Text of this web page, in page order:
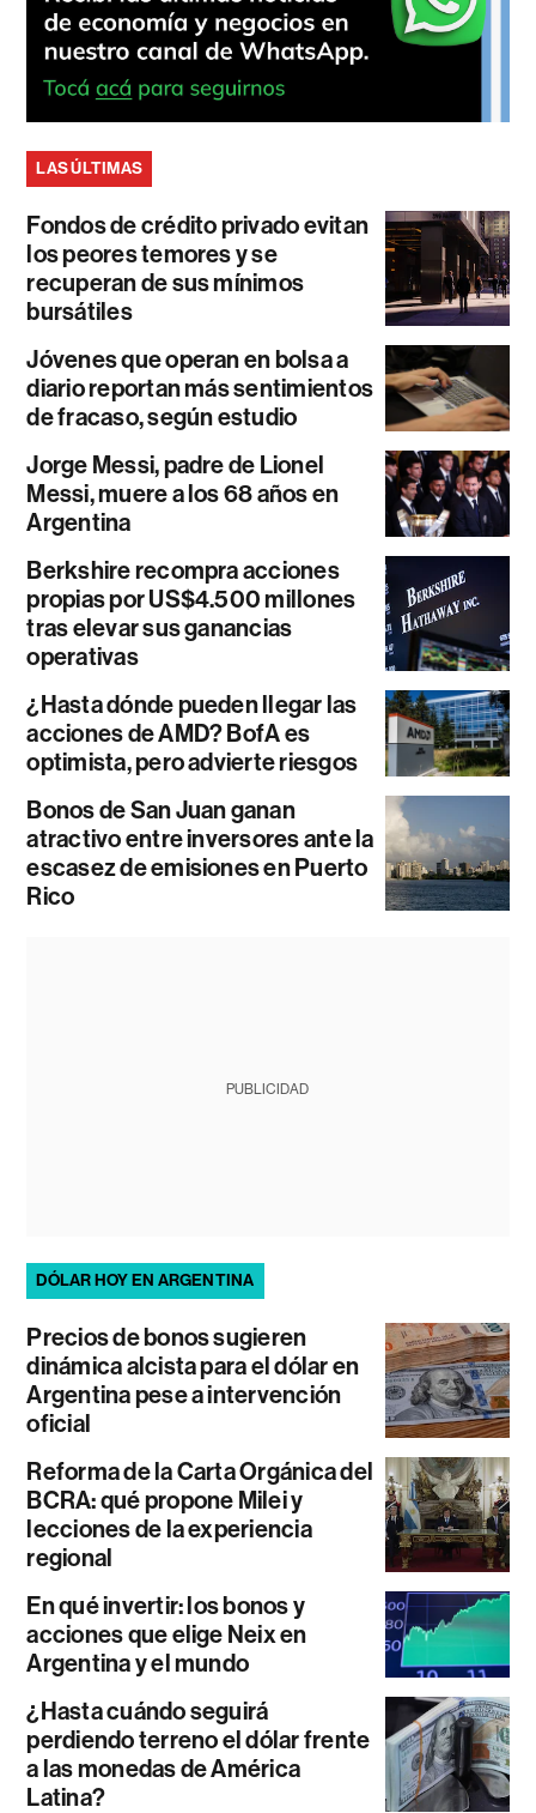
LAS ÚLTIMAS
Fondos de crédito privado evitan
los peores temores y se
recuperan de sus mínimos
bursátiles
Jóvenes que operan en bolsa a
diario reportan más sentimientos
de fracaso, según estudio
Jorge Messi, padre de Lionel
Messi, muere a los 68 años en
Argentina
Berkshire recompra acciones
propias por US$4.500 millones
tras elevar sus ganancias
operativas
¿Hasta dónde pueden llegar las
acciones de AMD? BofA es
optimista, pero advierte riesgos
Bonos de San Juan ganan
atractivo entre inversores ante la
escasez de emisiones en Puerto
Rico
PUBLICIDAD
DÓLAR HOY EN ARGENTINA
Precios de bonos sugieren
dinámica alcista para el dólar en
Argentina pese a intervención
oficial
Reforma de la Carta Orgánica del
BCRA: qué propone Milei y
lecciones de la experiencia
regional
En qué invertir: los bonos y
acciones que elige Neix en
Argentina y el mundo
¿Hasta cuándo seguirá
perdiendo terreno el dólar frente
a las monedas de América
Latina?